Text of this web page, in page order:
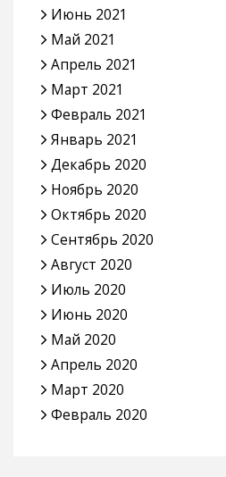
Июнь 2021
Май 2021
Апрель 2021
Март 2021
Февраль 2021
Январь 2021
Декабрь 2020
Ноябрь 2020
Октябрь 2020
Сентябрь 2020
Август 2020
Июль 2020
Июнь 2020
Май 2020
Апрель 2020
Март 2020
Февраль 2020